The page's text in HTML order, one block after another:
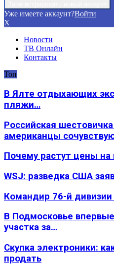
Уже имеете аккаунт?Войти
X
Новости
ТВ Онлайн
Контакты
Топ
В Ялте отдыхающих
пляжи…
Российская
американцы
Почему растут цены на
WSJ: разведка США
Командир 76-й
В Подмосковье
участка за…
Скупка электроники:
продать